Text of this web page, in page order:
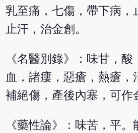
乳至痛，七傷，帶下病，
止汗，治金創。
《名醫別錄》：味甘，
血，諸瘻，惡瘡，熱瘡，
補絕傷，產後內塞，可作
《藥性論》：味苦，平